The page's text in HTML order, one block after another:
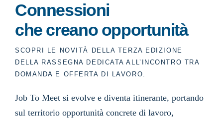
Connessioni
che creano opportunità
SCOPRI LE NOVITÀ DELLA TERZA EDIZIONE
DELLA RASSEGNA DEDICATA ALL’INCONTRO TRA
DOMANDA E OFFERTA DI LAVORO.
Job To Meet si evolve e diventa itinerante, portando
sul territorio opportunità concrete di lavoro,